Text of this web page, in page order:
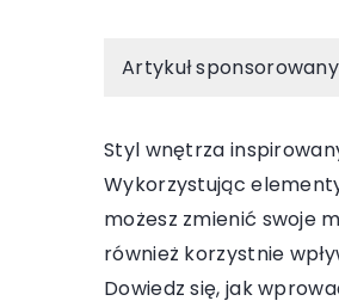
Artykuł sponsorowany
Styl wnętrza
Wykorzystując
możesz zmienić swoje
również korzystnie
Dowiedz się, jak
i